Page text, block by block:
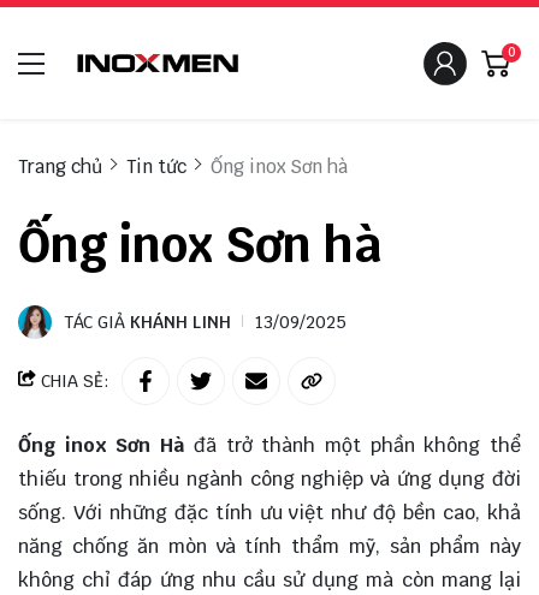
0
Trang chủ Tin tức Ống inox Sơn hà
Ống inox Sơn hà
TÁC GIẢ KHÁNH LINH 13/09/2025
CHIA SẺ:
Ống inox Sơn Hà đã trở thành một phần không thể
thiếu trong nhiều ngành công nghiệp và ứng dụng đời
sống. Với những đặc tính ưu việt như độ bền cao, khả
năng chống ăn mòn và tính thẩm mỹ, sản phẩm này
không chỉ đáp ứng nhu cầu sử dụng mà còn mang lại